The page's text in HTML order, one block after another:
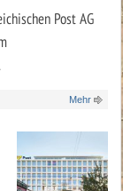
Post AG
Mehr